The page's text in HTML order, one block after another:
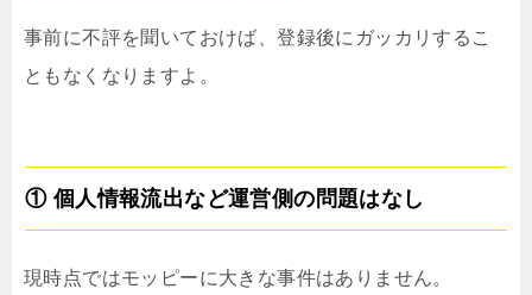
事前に不評を聞いておけば、登録後にガッカリするこ
ともなくなりますよ。
① 個人情報流出など運営側の問題はなし
現時点ではモッピーに大きな事件はありません。